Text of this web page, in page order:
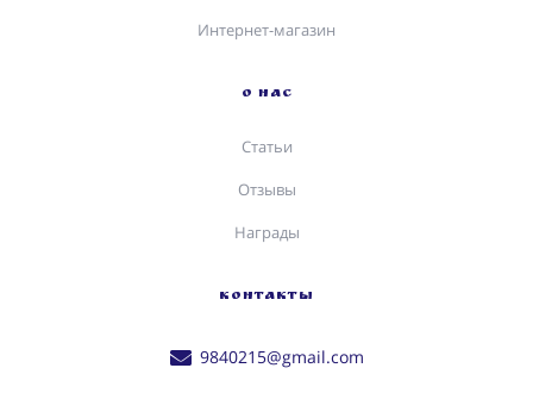
Интернет-магазин
О НАС
Статьи
Отзывы
Награды
КОНТАКТЫ
9840215@gmail.com